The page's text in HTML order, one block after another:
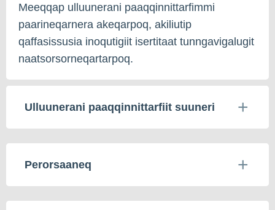
Meeqqap ulluunerani paaqqinnittarfimmi
paarineqarnera akeqarpoq, akiliutip
qaffasissusia inoqutigiit isertitaat tunngavigalugit
naatsorsorneqartarpoq.
Ulluunerani paaqqinnittarfiit suuneri
Perorsaaneq